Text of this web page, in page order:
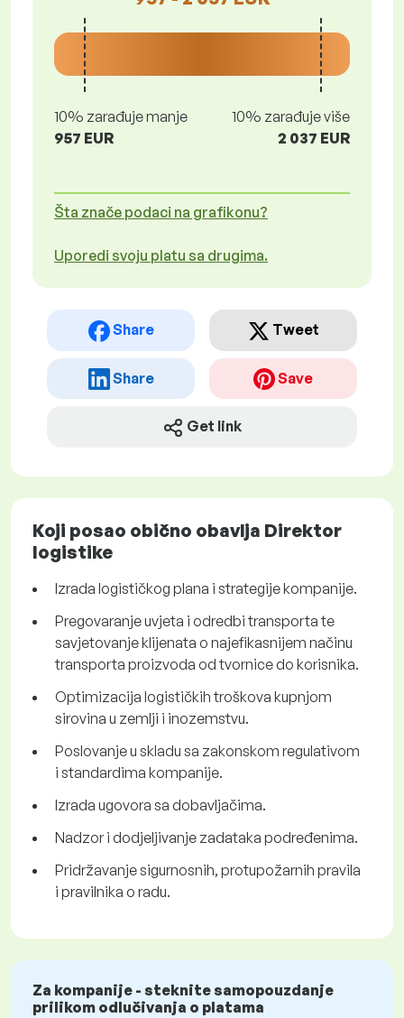
10% zarađuje manje
957 EUR
10% zarađuje više
2 037 EUR
Šta znače podaci na grafikonu?
Uporedi svoju platu sa drugima.
Share Tweet
Share Save
Get link
Koji posao obično obavlja Direktor
logistike
Izrada logističkog plana i strategije kompanije.
Pregovaranje uvjeta i odredbi transporta te
savjetovanje klijenata o najefikasnijem načinu
transporta proizvoda od tvornice do korisnika.
Optimizacija logističkih troškova kupnjom
sirovina u zemlji i inozemstvu.
Poslovanje u skladu sa zakonskom regulativom
i standardima kompanije.
Izrada ugovora sa dobavljačima.
Nadzor i dodjeljivanje zadataka podređenima.
Pridržavanje sigurnosnih, protupožarnih pravila
i pravilnika o radu.
Za kompanije - steknite samopouzdanje
prilikom odlučivanja o platama